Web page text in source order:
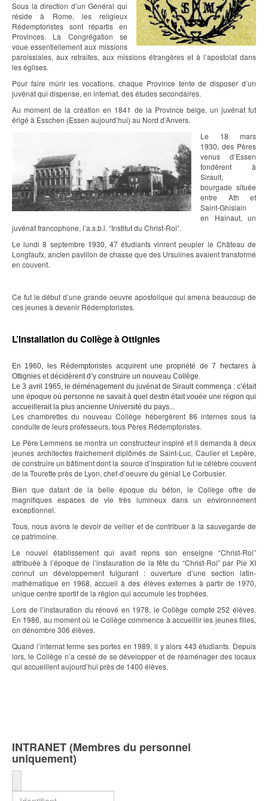
Sous la direction d’un Général qui
réside à Rome, les religieux
Rédemptoristes sont répartis en
Provinces. La Congrégation se
voue essentiellement aux missions
paroissiales, aux retraites, aux missions étrangères et à l’apostolat dans
les églises.
Pour faire mûrir les vocations, chaque Province tente de disposer d’un
juvénat qui dispense, en internat, des études secondaires.
Au moment de la création en 1841 de la Province belge, un juvénat fut
érigé à Esschen (Essen aujourd’hui) au Nord d’Anvers.
Le 18 mars
1930, des Pères
venus d’Essen
fondèrent à
Sirault,
bourgade située
entre Ath et
Saint-Ghislain
en Hainaut, un
juvénat francophone, l’a.s.b.l. “Institut du Christ-Roi”.
Le lundi 8 septembre 1930, 47 étudiants vinrent peupler le Château de
Longfaufx, ancien pavillon de chasse que des Ursulines avaient transformé
en couvent.
Ce fut le début d’une grande oeuvre apostolique qui amena beaucoup de
ces jeunes à devenir Rédemptoristes.
L’installation du Collège à Ottignies
En 1960, les Rédemptoristes acquirent une propriété de 7 hectares à
Ottignies et décidèrent d’y construire un nouveau Collège.
Le 3 avril 1965, le déménagement du juvénat de Sirault commença : c’était
une époque où personne ne savait à quel destin était vouée une région qui
accueillerait la plus ancienne Université du pays...
Les chambrettes du nouveau Collège hébergèrent 86 internes sous la
conduite de leurs professeurs, tous Pères Rédemptoristes.
Le Père Lemmens se montra un constructeur inspiré et il demanda à deux
jeunes architectes fraîchement diplômés de Saint-Luc, Caulier et Lepère,
de construire un bâtiment dont la source d’inspiration fut le célèbre couvent
de la Tourette près de Lyon, chef-d’oeuvre du génial Le Corbusier.
Bien que datant de la belle époque du béton, le Collège offre de
magnifiques espaces de vie très lumineux dans un environnement
exceptionnel.
Tous, nous avons le devoir de veiller et de contribuer à la sauvegarde de
ce patrimoine.
Le nouvel établissement qui avait repris son enseigne “Christ-Roi”
attribuée à l’époque de l’instauration de la fête du “Christ-Roi” par Pie XI
connut un développement fulgurant : ouverture d’une section latin-
mathématique en 1968, accueil à des élèves externes à partir de 1970,
unique centre sportif de la région qui accumule les trophées.
Lors de l’instauration du rénové en 1978, le Collège compte 252 élèves.
En 1986, au moment où le Collège commence à accueillir les jeunes filles,
on dénombre 306 élèves.
Quand l’internat ferme ses portes en 1989, il y alors 443 étudiants. Depuis
lors, le Collège n’a cessé de se développer et de réaménager des locaux
qui accueillent aujourd’hui près de 1400 élèves.
INTRANET (Membres du personnel
uniquement)